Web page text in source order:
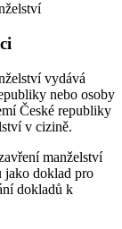
vydává
nebo osoby
České republiky
v cizině.
manželství
jako doklad pro
dokladů k